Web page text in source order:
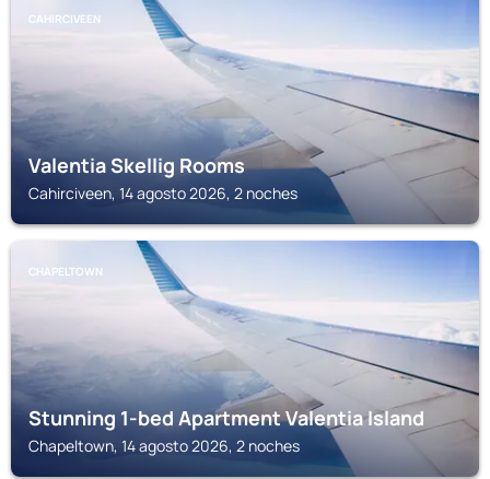
CAHIRCIVEEN
Valentia Skellig Rooms
Cahirciveen, 14 agosto 2026, 2 noches
CHAPELTOWN
Stunning 1-bed Apartment Valentia Island
Chapeltown, 14 agosto 2026, 2 noches